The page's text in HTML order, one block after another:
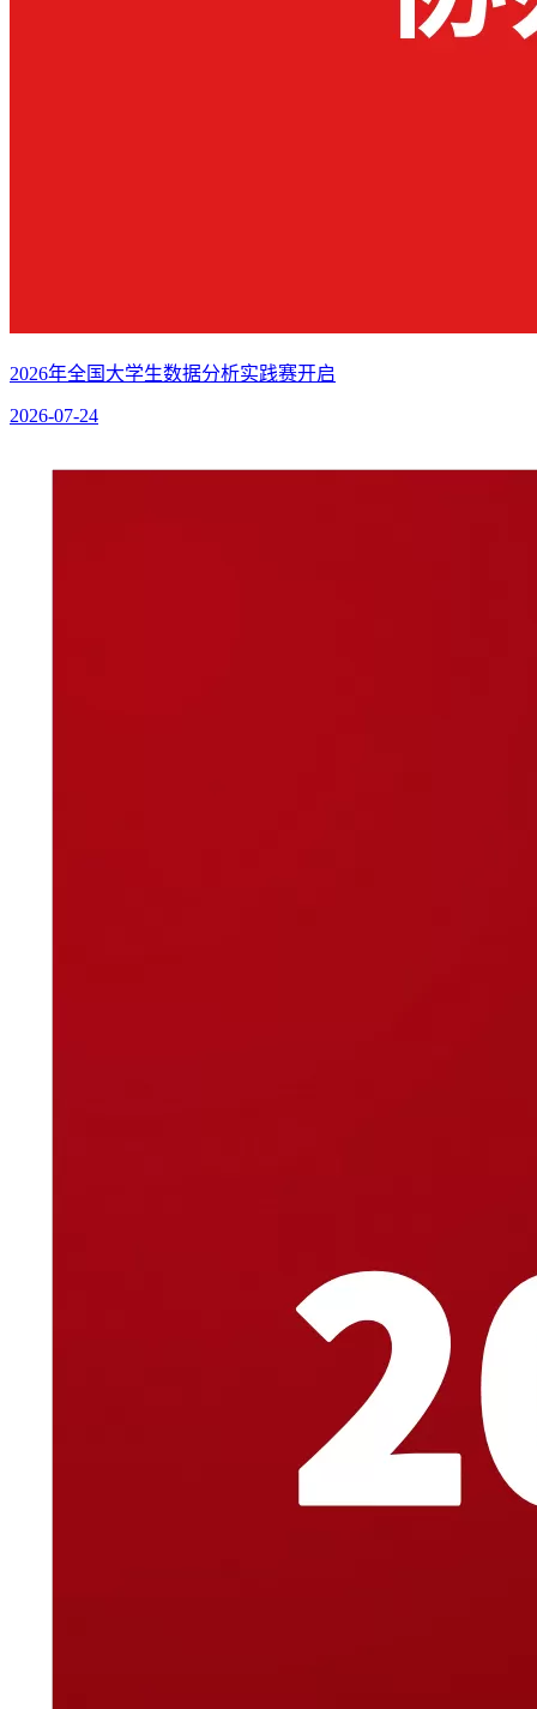
2026年全国大学生数据分析实践赛开启
2026-07-24